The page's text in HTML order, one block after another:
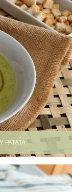
PATATA